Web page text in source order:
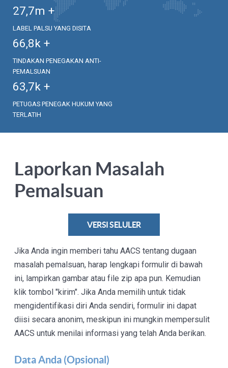
27,7m +
LABEL PALSU YANG DISITA
66,8k +
TINDAKAN PENEGAKAN ANTI-
PEMALSUAN
63,7k +
PETUGAS PENEGAK HUKUM YANG
TERLATIH
Laporkan Masalah
Pemalsuan
VERSI SELULER
Jika Anda ingin memberi tahu AACS tentang dugaan
masalah pemalsuan, harap lengkapi formulir di bawah
ini, lampirkan gambar atau file zip apa pun. Kemudian
klik tombol "kirim". Jika Anda memilih untuk tidak
mengidentifikasi diri Anda sendiri, formulir ini dapat
diisi secara anonim, meskipun ini mungkin mempersulit
AACS untuk menilai informasi yang telah Anda berikan.
Data Anda (Opsional)